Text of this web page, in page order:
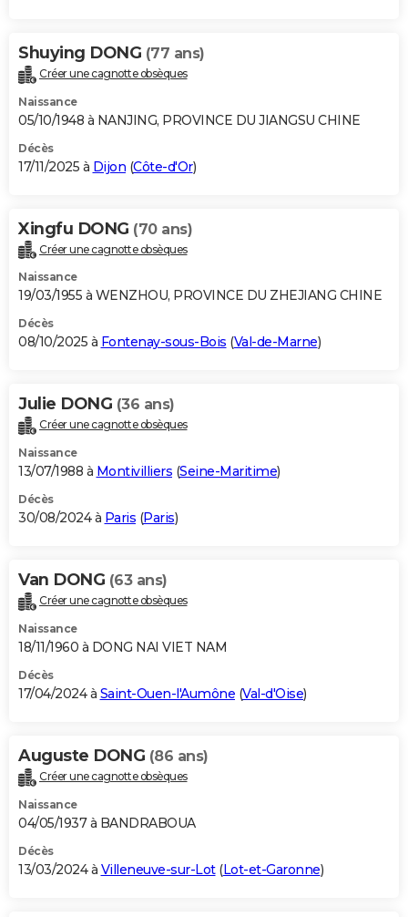
Shuying DONG (77 ans)
Créer une cagnotte obsèques
Naissance
05/10/1948 à NANJING, PROVINCE DU JIANGSU CHINE
Décès
17/11/2025 à Dijon (Côte-d'Or)
Xingfu DONG (70 ans)
Créer une cagnotte obsèques
Naissance
19/03/1955 à WENZHOU, PROVINCE DU ZHEJIANG CHINE
Décès
08/10/2025 à Fontenay-sous-Bois (Val-de-Marne)
Julie DONG (36 ans)
Créer une cagnotte obsèques
Naissance
13/07/1988 à Montivilliers (Seine-Maritime)
Décès
30/08/2024 à Paris (Paris)
Van DONG (63 ans)
Créer une cagnotte obsèques
Naissance
18/11/1960 à DONG NAI VIET NAM
Décès
17/04/2024 à Saint-Ouen-l'Aumône (Val-d'Oise)
Auguste DONG (86 ans)
Créer une cagnotte obsèques
Naissance
04/05/1937 à BANDRABOUA
Décès
13/03/2024 à Villeneuve-sur-Lot(Lot-et-Garonne)